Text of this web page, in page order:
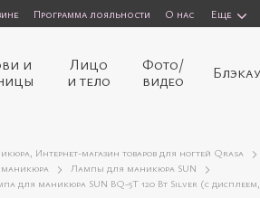
Программа лояльности О нас Еще
и
Лицо
и тело
Фото/
видео
Интернет-магазин товаров для ногтей Qrasa
Лампы для маникюра SUN
для маникюра SUN BQ-5T 120 Вт Silver (с дисплеем,